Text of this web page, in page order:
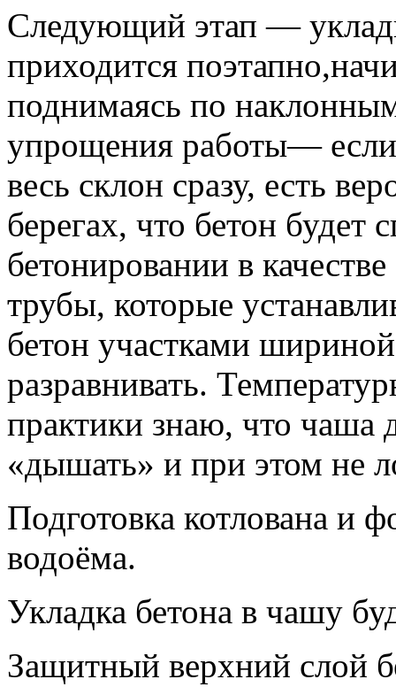
Следующий этап —
приходится
поднимаясь по
упрощения работы— если
весь склон сразу, есть
берегах, что бетон будет
бетонировании в
трубы, которые
бетон участками
разравнивать.
практики знаю, что чаша
«дышать» и при этом не
Подготовка котлована и
водоёма.
Укладка бетона в чашу
Защитный верхний слой